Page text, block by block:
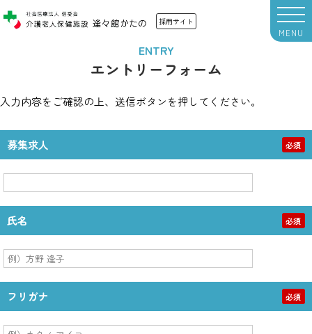
採用サイト
ENTRY
エントリーフォーム
入力内容をご確認の上、送信ボタンを押してください。
募集求人 必須
氏名 必須
フリガナ 必須